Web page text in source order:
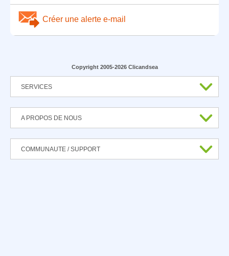
Créer une alerte e-mail
Copyright 2005-2026 Clicandsea
SERVICES
A PROPOS DE NOUS
COMMUNAUTE / SUPPORT